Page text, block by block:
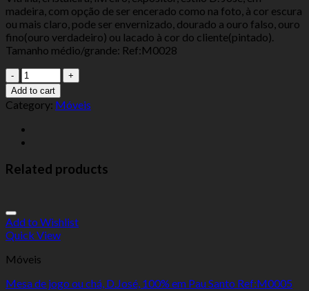
madeira, com opção de ser encerado como na foto, à cor escura
ou mais claro, pode ser envernizado, dourado a ouro falso, ouro
fino(ouro verdadeiro) ou lacado à cor do cliente(pintado).
Tamanho médio/grande: Ref:M0028
Add to cart
Category: Móveis
Related products
Add to Wishlist
Quick View
Móveis
Mesa de jogo ou chá, D.José, 100% em Pau Santo Ref:M0005